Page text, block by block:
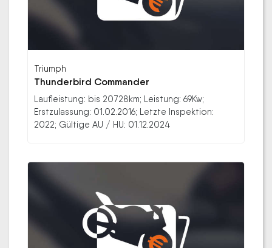
Triumph
Thunderbird Commander
Laufleistung: bis 20728km; Leistung: 69Kw;
Erstzulassung: 01.02.2016; Letzte Inspektion:
2022; Gültige AU / HU: 01.12.2024